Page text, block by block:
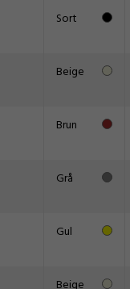
Sort
Beige
Brun
Grå
Gul